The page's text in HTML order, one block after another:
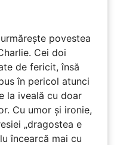
povestea
Cei doi
de fericit, însă
în pericol atunci
la iveală cu doar
Cu umor și ironie,
„dragostea e
încearcă mai cu